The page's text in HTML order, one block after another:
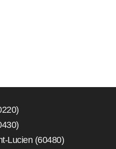
Lucien (60480)